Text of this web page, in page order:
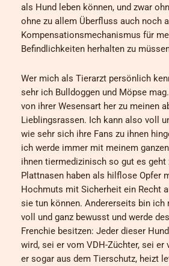
als Hund leben können, und zwar
ohne zu allem Überfluss auch noch
Kompensationsmechanismus für
Befindlichkeiten herhalten zu
Wer mich als Tierarzt persönlich
sehr ich Bulldoggen und Möpse
von ihrer Wesensart her zu meinen
Lieblingsrassen. Ich kann also voll
wie sehr sich ihre Fans zu ihnen
ich werde immer mit meinem
ihnen tiermedizinisch so gut es geht
Plattnasen haben als hilflose Opfer
Hochmuts mit Sicherheit ein Recht
sie tun können. Andererseits bin ich
voll und ganz bewusst und werde
Frenchie besitzen: Jeder dieser
wird, sei er vom VDH-Züchter, sei er
er sogar aus dem Tierschutz, heizt